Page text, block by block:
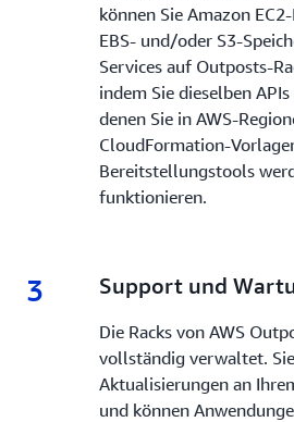
können Sie Amazon
EBS- und/oder S3-
Services auf Outposts-
indem Sie dieselben
denen Sie in AWS-
CloudFormation-
Bereitstellungstools
funktionieren.
3 3.
Support und
Die Racks von AWS
vollständig verwaltet.
Aktualisierungen an
und können